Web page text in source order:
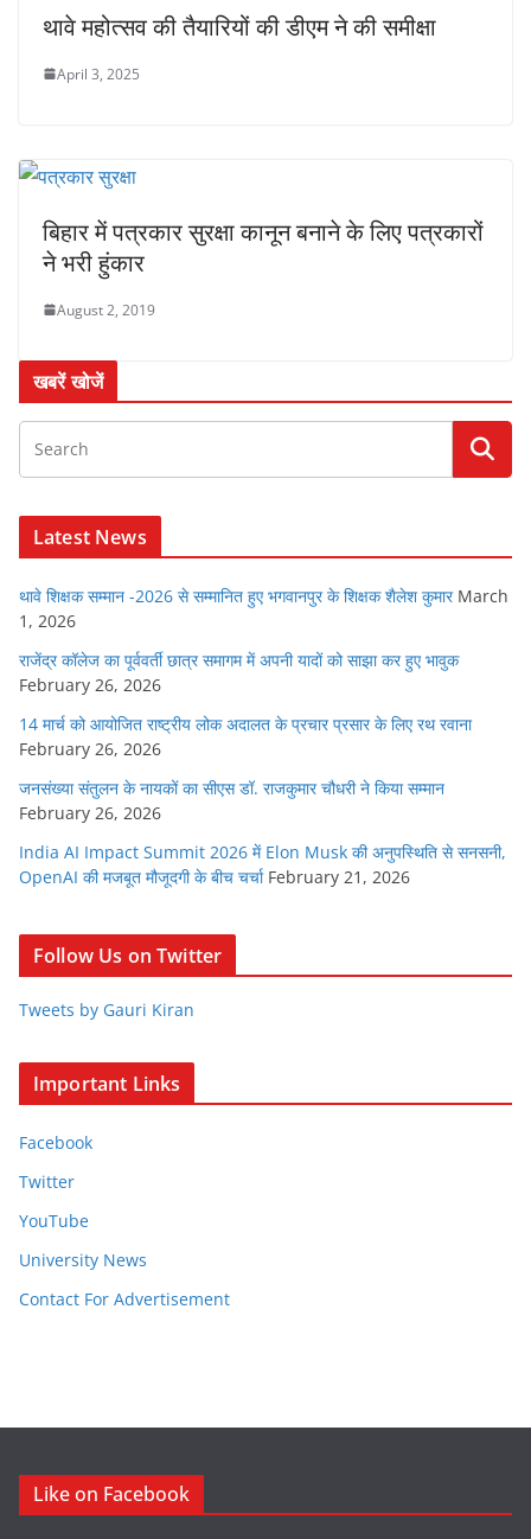
थावे महोत्सव की तैयारियों की डीएम ने की समीक्षा
April 3, 2025
बिहार में पत्रकार सुरक्षा कानून बनाने के लिए पत्रकारों
ने भरी हुंकार
August 2, 2019
खबरें खोजें
Latest News
थावे शिक्षक सम्मान -2026 से सम्मानित हुए भगवानपुर के शिक्षक शैलेश कुमार March
1, 2026
राजेंद्र कॉलेज का पूर्ववर्ती छात्र समागम में अपनी यादों को साझा कर हुए भावुक
February 26, 2026
14 मार्च को आयोजित राष्ट्रीय लोक अदालत के प्रचार प्रसार के लिए रथ रवाना
February 26, 2026
जनसंख्या संतुलन के नायकों का सीएस डॉ. राजकुमार चौधरी ने किया सम्मान
February 26, 2026
India AI Impact Summit 2026 में Elon Musk की अनुपस्थिति से सनसनी,
OpenAI की मजबूत मौजूदगी के बीच चर्चा February 21, 2026
Follow Us on Twitter
Tweets by Gauri Kiran
Important Links
Facebook
Twitter
YouTube
University News
Contact For Advertisement
Like on Facebook